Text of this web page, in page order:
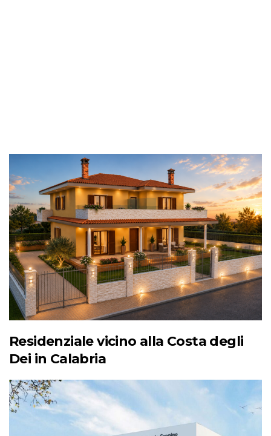
Residenziale vicino alla Costa degli
Dei in Calabria